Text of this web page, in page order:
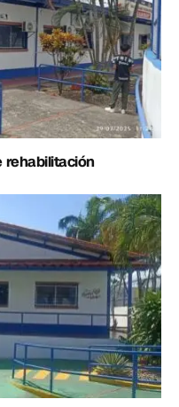
rehabilitación